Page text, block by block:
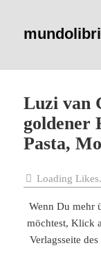
Luzi van
goldener
Pasta,
Loading
Wenn Du mehr
möchtest, Klick
Verlagsseite